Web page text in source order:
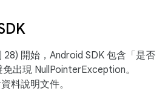
28) 開始，Android SDK 包含「是否
出現 NullPointerException。
料說明文件。